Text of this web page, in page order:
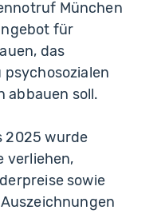
München
für
das
psychosozialen
abbauen soll.
2025 wurde
verliehen,
sowie